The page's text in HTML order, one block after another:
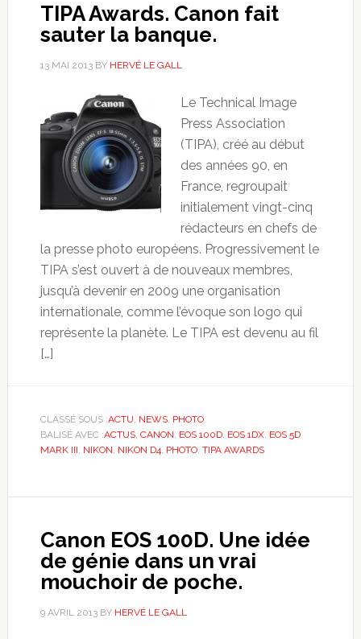
TIPA Awards. Canon fait
sauter la banque.
13 MAI 2013BY HERVÉ LE GALL
Le Technical Image
Press Association
(TIPA), créé au début
des années 90, en
France, regroupait
initialement vingt-cinq
rédacteurs en chefs de
la presse photo européens. Progressivement le
TIPA s’est ouvert à de nouveaux membres,
jusqu’à devenir en 2009 une organisation
internationale, comme l’évoque son logo qui
représente la planète. Le TIPA est devenu au fil
[…]
CLASSÉ SOUS :ACTU NEWS, PHOTO
BALISÉ AVEC :ACTUS, CANON EOS 100D, EOS 1DX, EOS 5D
MARK III NIKON NIKON D4 PHOTO, TIPA AWARDS
Canon EOS 100D. Une idée
de génie dans un vrai
mouchoir de poche.
9 AVRIL 2013BY HERVÉ LE GALL